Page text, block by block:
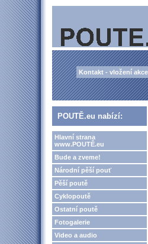
Kontakt - vložení
POUTĚ.eu nabízí:
Hlavní strana
www.POUTĚ.eu
Bude a zveme!
Národní pěší pouť
Pěší poutě
Cyklopoutě
Ostatní poutě
Fotogalerie
Video a audio